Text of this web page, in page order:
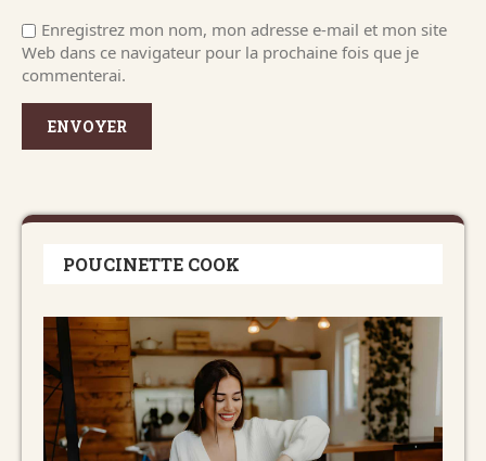
Enregistrez mon nom, mon adresse e-mail et mon site
Web dans ce navigateur pour la prochaine fois que je
commenterai.
POUCINETTE COOK